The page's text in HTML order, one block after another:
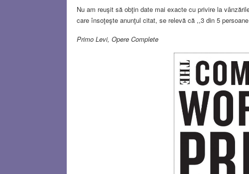
Nu am reuşit să obţin date mai exacte cu privire la
care însoţeşte anunţul citat, se relevă că ,,3 din 5
Primo Levi, Opere Complete